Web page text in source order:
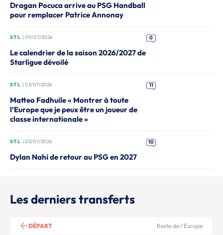
Dragan Pocuca arrive au PSG Handball
pour remplacer Patrice Annonay
STL | 09/07/2026 0
Le calendrier de la saison 2026/2027 de
Starligue dévoilé
STL | 03/07/2026 11
Matteo Fadhuile « Montrer à toute
l’Europe que je peux être un joueur de
classe internationale »
STL | 03/07/2026 10
Dylan Nahi de retour au PSG en 2027
Les derniers transferts
DÉPART Reste de l'Europe